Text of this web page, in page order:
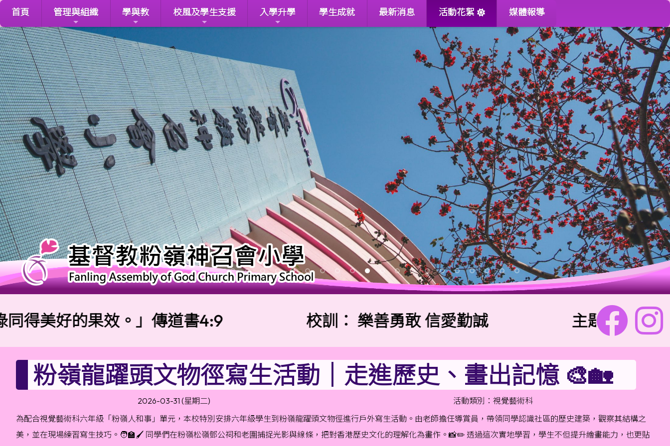
首頁 管理與組織 學與教 校風及學生支援 入學升學 學生成就 最新消息 活動花絮 媒體報導
好的果效。」傳道書4:9 校訓：樂善勇敢 信愛勤誠 主題金句：「兩
粉嶺龍躍頭文物徑寫生活動｜走進歷史、畫出記憶 🎨🏡
2026-03-31 (星期二)
活動類別：視覺藝術科
為配合視覺藝術科六年級「粉嶺人和事」單元，本校特別安排六年級學生到粉嶺龍躍頭文物徑進行戶外寫生活動。由老師擔任導賞員，帶領同學認識社區的歷史建築，觀察其結構之
美，並在現場練習寫生技巧。🧑🏫🖌️ 同學們在粉嶺松嶺鄧公祠和老圍捕捉光影與線條，把對香港歷史文化的理解化為畫作。📸✏️ 透過這次實地學習，學生不但提升繪畫能力，也更貼